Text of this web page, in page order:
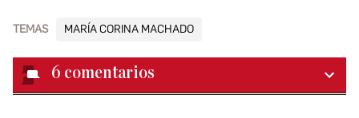
TEMAS MARÍA CORINA MACHADO
6 comentarios